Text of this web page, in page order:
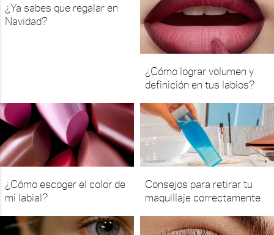
¿Ya sabes que regalar en
Navidad?
¿Cómo lograr volumen y
definición en tus labios?
¿Cómo escoger el color de
mi labial?
Consejos para retirar tu
maquillaje correctamente